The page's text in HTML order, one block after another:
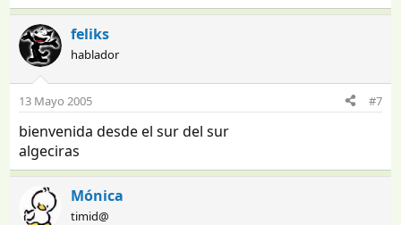
feliks
hablador
13 Mayo 2005 #7
bienvenida desde el sur del sur
algeciras
Mónica
timid@